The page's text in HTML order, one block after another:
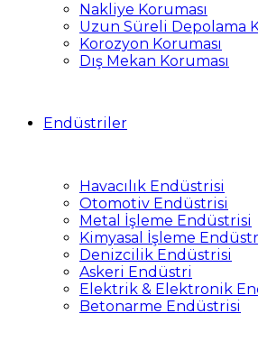
Nakliye Koruması
Uzun Süreli Depolama
Korozyon Koruması
Dış Mekan Koruması
Endüstriler
Havacılık Endüstrisi
Otomotiv Endüstrisi
Metal İşleme Endüstrisi
Kimyasal İşleme
Denizcilik Endüstrisi
Askeri Endüstri
Elektrik & Elektronik
Betonarme Endüstrisi